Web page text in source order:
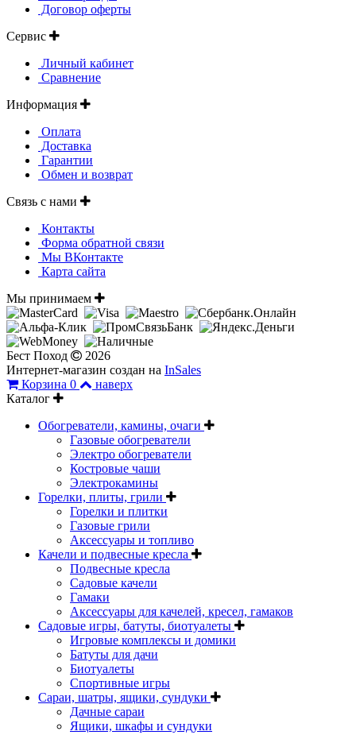
Договор оферты
Сервис
Личный кабинет
Сравнение
Информация
Оплата
Доставка
Гарантии
Обмен и возврат
Связь с нами
Контакты
Форма обратной связи
Мы ВКонтакте
Карта сайта
Мы принимаем
Бест Поход
2026
Интернет-магазин создан на InSales
Корзина 0
наверх
Каталог
Обогреватели, камины, очаги
Газовые обогреватели
Электро обогреватели
Костровые чаши
Электрокамины
Горелки, плиты, грили
Горелки и плитки
Газовые грили
Аксессуары и топливо
Качели и подвесные кресла
Подвесные кресла
Садовые качели
Гамаки
Аксессуары для качелей, кресел, гамаков
Садовые игры, батуты, биотуалеты
Игровые комплексы и домики
Батуты для дачи
Биотуалеты
Спортивные игры
Сараи, шатры, ящики, сундуки
Дачные сараи
Ящики, шкафы и сундуки